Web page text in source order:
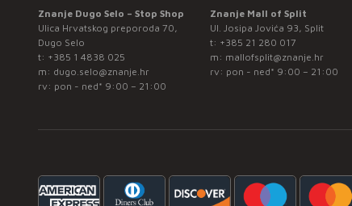
Znanje Dugo Selo – Stop Shop
Ulica Hrvatskog preporoda 70,
Dugo Selo
t: +385 1 4838 025
m: dugo.selo@znanje.hr
rv: pon - ned* 9:00 – 21:00
Znanje Mall of Split
Ul. Josipa Jovića 93, Split
t: +385 21 280 017
m: mallofsplit@znanje.hr
rv: pon - ned* 9:00 – 21:00